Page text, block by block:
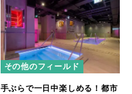
その他のフィールド
手ぶらで一日中楽しめる！都市